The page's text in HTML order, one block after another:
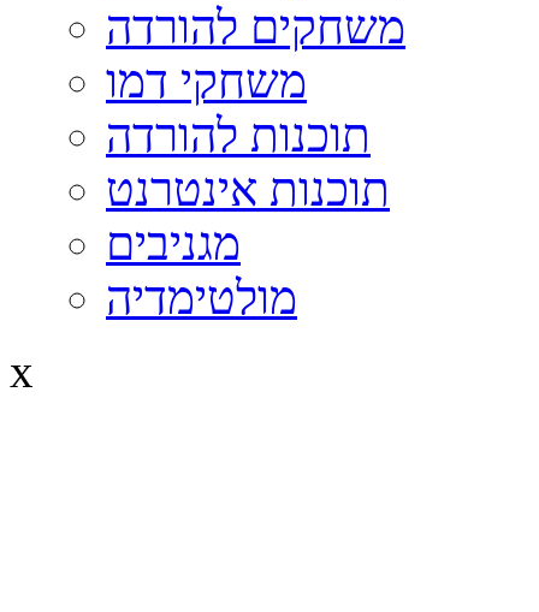
משחקים להורדה
משחקי דמו
תוכנות להורדה
תוכנות אינטרנט
מגניבים
מולטימדיה
x